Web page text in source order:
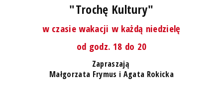
"Trochę Kultury"
w czasie wakacji w każdą niedzielę
od godz. 18 do 20
Zapraszają
Małgorzata Frymus i Agata Rokicka